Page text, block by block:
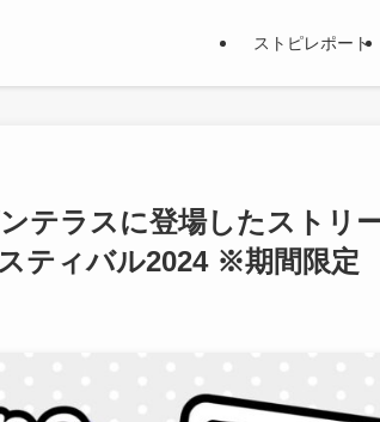
ストピレポート
ンテラスに登場したストリ
ティバル2024 ※期間限定